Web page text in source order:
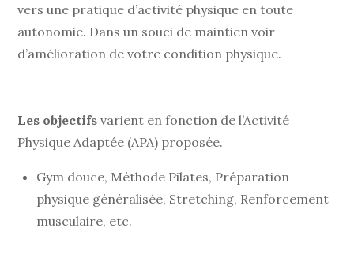
vers une pratique d’activité physique en toute
autonomie. Dans un souci de maintien voir
d’amélioration de votre condition physique.
Les objectifs varient en fonction de l’Activité
Physique Adaptée (APA) proposée.
Gym douce, Méthode Pilates, Préparation
physique généralisée, Stretching, Renforcement
musculaire, etc.